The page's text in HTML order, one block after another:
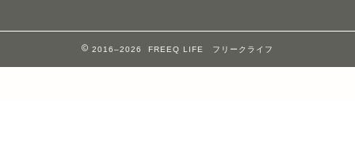
2016–2026 FREEQ LIFE フリークライフ